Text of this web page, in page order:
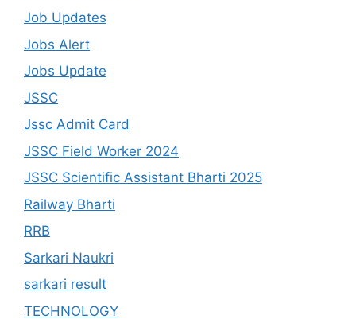
Job Updates
Jobs Alert
Jobs Update
JSSC
Jssc Admit Card
JSSC Field Worker 2024
JSSC Scientific Assistant Bharti 2025
Railway Bharti
RRB
Sarkari Naukri
sarkari result
TECHNOLOGY